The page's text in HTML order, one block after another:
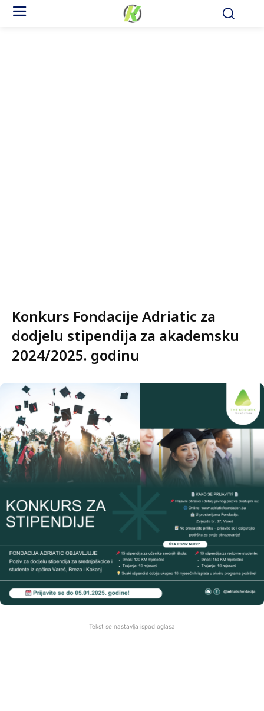
Konkurs Fondacije Adriatic za
dodjelu stipendija za akademsku
2024/2025. godinu
Tekst se nastavlja ispod oglasa